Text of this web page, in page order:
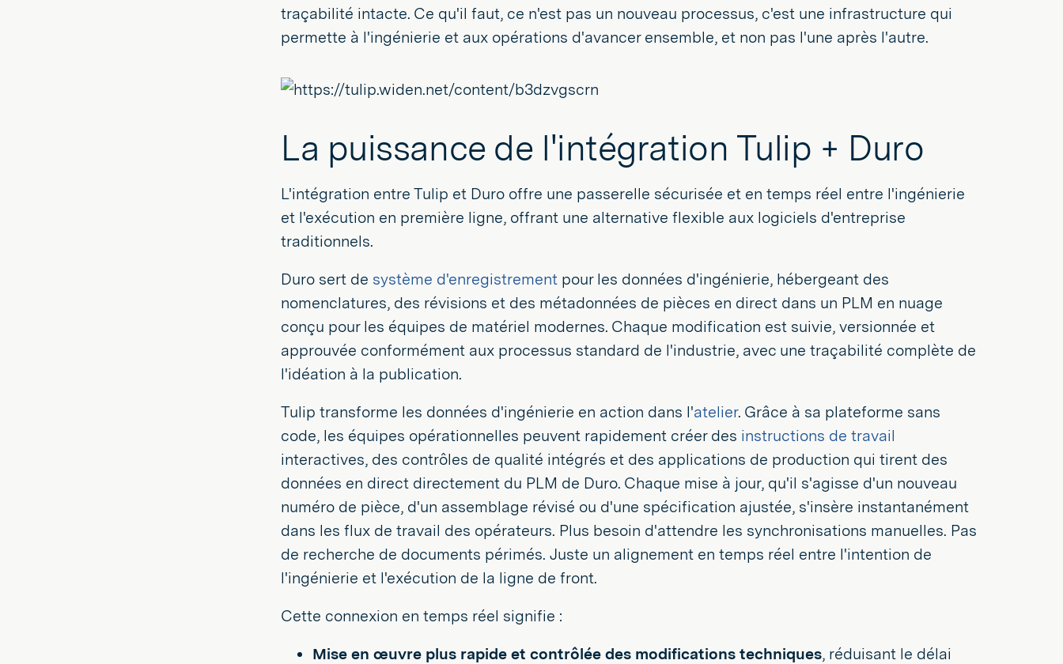
traçabilité intacte. Ce qu'il faut, ce n'est pas un nouveau processus, c'est une infrastructure qui
permette à l'ingénierie et aux opérations d'avancer ensemble, et non pas l'une après l'autre.
La puissance de l'intégration Tulip + Duro
L'intégration entre Tulip et Duro offre une passerelle sécurisée et en temps réel entre l'ingénierie
et l'exécution en première ligne, offrant une alternative flexible aux logiciels d'entreprise
traditionnels.
Duro sert de système d'enregistrement pour les données d'ingénierie, hébergeant des
nomenclatures, des révisions et des métadonnées de pièces en direct dans un PLM en nuage
conçu pour les équipes de matériel modernes. Chaque modification est suivie, versionnée et
approuvée conformément aux processus standard de l'industrie, avec une traçabilité complète de
l'idéation à la publication.
Tulip transforme les données d'ingénierie en action dans l'atelier. Grâce à sa plateforme sans
code, les équipes opérationnelles peuvent rapidement créer des instructions de travail
interactives, des contrôles de qualité intégrés et des applications de production qui tirent des
données en direct directement du PLM de Duro. Chaque mise à jour, qu'il s'agisse d'un nouveau
numéro de pièce, d'un assemblage révisé ou d'une spécification ajustée, s'insère instantanément
dans les flux de travail des opérateurs. Plus besoin d'attendre les synchronisations manuelles. Pas
de recherche de documents périmés. Juste un alignement en temps réel entre l'intention de
l'ingénierie et l'exécution de la ligne de front.
Cette connexion en temps réel signifie :
Mise en œuvre plus rapide et contrôlée des modifications techniques, réduisant le délai